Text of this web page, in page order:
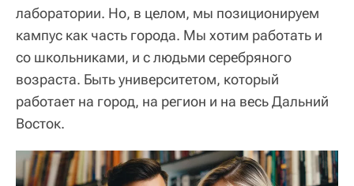
лаборатории. Но, в целом, мы позиционируем
кампус как часть города. Мы хотим работать и
со школьниками, и с людьми серебряного
возраста. Быть университетом, который
работает на город, на регион и на весь Дальний
Восток.